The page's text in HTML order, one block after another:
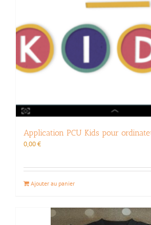
Application PCU Kids pour
0,00€
Ajouter au panier